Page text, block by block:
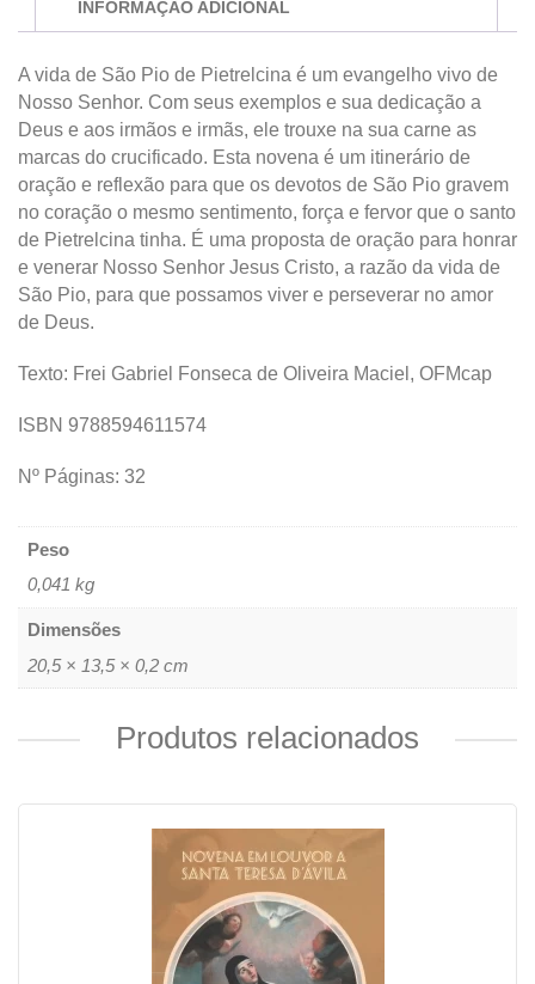
INFORMAÇÃO ADICIONAL
A vida de São Pio de Pietrelcina é um evangelho vivo de
Nosso Senhor. Com seus exemplos e sua dedicação a
Deus e aos irmãos e irmãs, ele trouxe na sua carne as
marcas do crucificado. Esta novena é um itinerário de
oração e reflexão para que os devotos de São Pio gravem
no coração o mesmo sentimento, força e fervor que o santo
de Pietrelcina tinha. É uma proposta de oração para honrar
e venerar Nosso Senhor Jesus Cristo, a razão da vida de
São Pio, para que possamos viver e perseverar no amor
de Deus.
Texto: Frei Gabriel Fonseca de Oliveira Maciel, OFMcap
ISBN 9788594611574
Nº Páginas: 32
Peso
0,041 kg
Dimensões
20,5 × 13,5 × 0,2 cm
Produtos relacionados